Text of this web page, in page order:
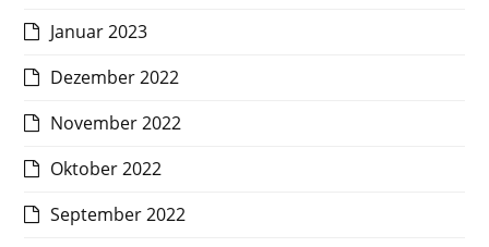
Januar 2023
Dezember 2022
November 2022
Oktober 2022
September 2022